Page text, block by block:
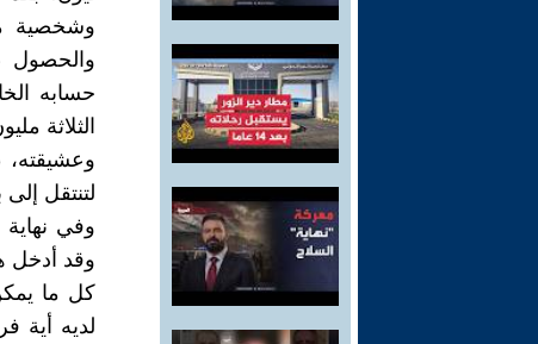
وشخصية
حسابه
الثلاثة
وعشيقته،
لتنتقل
وقد أدخل
كل ما
لديه أية